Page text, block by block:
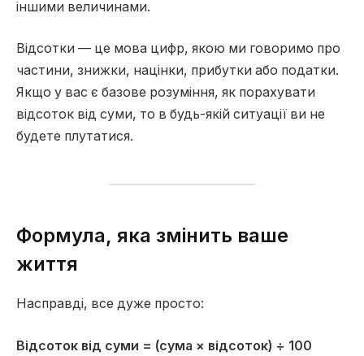
іншими величинами.
Відсотки — це мова цифр, якою ми говоримо про
частини, знижки, націнки, прибутки або податки.
Якщо у вас є базове розуміння, як порахувати
відсоток від суми, то в будь-якій ситуації ви не
будете плутатися.
Формула, яка змінить ваше
життя
Насправді, все дуже просто:
Відсоток від суми = (сума × відсоток) ÷ 100